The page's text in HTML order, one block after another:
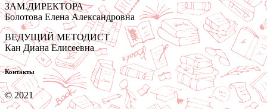
ЗАМ.ДИРЕКТОРА
Болотова Елена Александровна
ВЕДУЩИЙ МЕТОДИСТ
Кан Диана Елисеевна
Контакты
© 2021